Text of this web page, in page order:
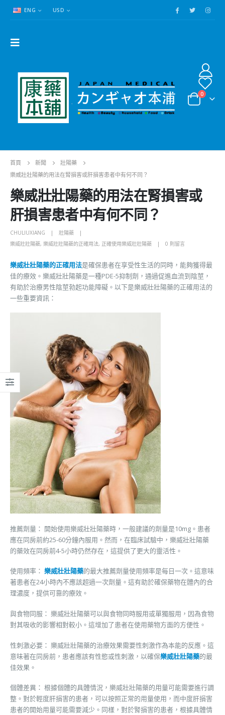
ENG USD
0
首頁 新聞
壯陽藥
樂威壯壯陽藥的用法在腎損害或肝損害患者中有何不同？
樂威壯壯陽藥的用法在腎損害或
肝損害患者中有何不同？
CHULIUXIANG
壯陽藥
樂威壯壯陽藥, 樂威壯壯陽藥的正確用法, 正確使用樂威壯壯陽藥 0 則留言
樂威壯壯陽藥的正確用法是確保患者在享受性生活的同時，能夠獲得最
佳的療效。樂威壯壯陽藥是一種PDE-5抑制劑，通過促進血流到陰莖，
有助於治療男性陰莖勃起功能障礙。以下是樂威壯壯陽藥的正確用法的
一些重要資訊：
推薦劑量： 開始使用樂威壯壯陽藥時，一般建議的劑量是10mg。患者
應在同房前約25-60分鐘內服用。然而，在臨床試驗中，樂威壯壯陽藥
的藥效在同房前4-5小時仍然存在，這提供了更大的靈活性。
使用頻率： 樂威壯壯陽藥的最大推薦劑量使用頻率是每日一次。這意味
著患者在24小時內不應該超過一次劑量。這有助於確保藥物在體內的合
理濃度，提供可靠的療效。
與食物同服： 樂威壯壯陽藥可以與食物同時服用或單獨服用，因為食物
對其吸收的影響相對較小。這增加了患者在使用藥物方面的方便性。
性刺激必要： 樂威壯壯陽藥的治療效果需要性刺激作為本能的反應。這
意味著在同房前，患者應該有性慾或性刺激，以確保樂威壯壯陽藥的最
佳效果。
個體差異： 根據個體的具體情況，樂威壯壯陽藥的用量可能需要進行調
整。對於輕度肝損害的患者，可以按照正常的用量使用，而中度肝損害
患者的開始用量可能需要減少。同樣，對於腎損害的患者，根據具體情